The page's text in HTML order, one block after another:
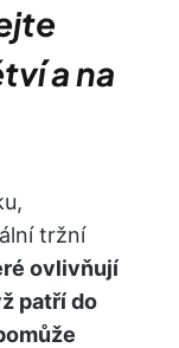
a na
tržní
ovlivňují
patří do